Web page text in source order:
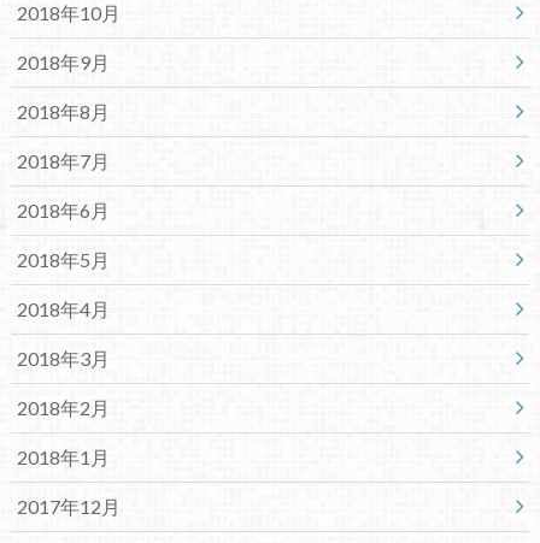
2018年10月
2018年9月
2018年8月
2018年7月
2018年6月
2018年5月
2018年4月
2018年3月
2018年2月
2018年1月
2017年12月